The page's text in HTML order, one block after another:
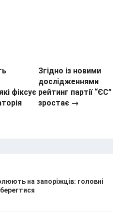
фіксує
Згідно із новими
дослідженнями
рейтинг партії “ЄС”
зростає →
на запоріжців: головні